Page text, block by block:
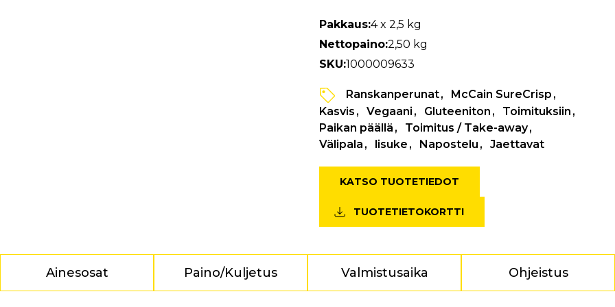
Pakkaus:4 x 2,5 kg
Nettopaino:2,50 kg
SKU:1000009633
Ranskanperunat
McCain SureCrisp
Kasvis
Vegaani Gluteeniton
Toimituksiin
Paikan päällä
Toimitus / Take-away
Välipala
lisuke Napostelu Jaettavat
KATSO TUOTETIEDOT
TUOTETIETOKORTTI
Ainesosat Paino/Kuljetus Valmistusaika Ohjeistus